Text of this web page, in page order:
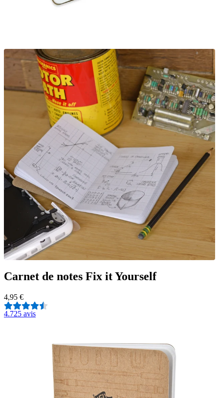
Carnet de notes Fix it Yourself
4,95 €
4.725 avis